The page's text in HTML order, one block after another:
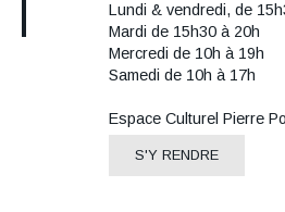
horaires
Lundi & vendredi, de
Mardi de 15h30 à 20h
Mercredi de 10h à 19h
Samedi de 10h à 17h
Espace Culturel Pierre
S'Y RENDRE